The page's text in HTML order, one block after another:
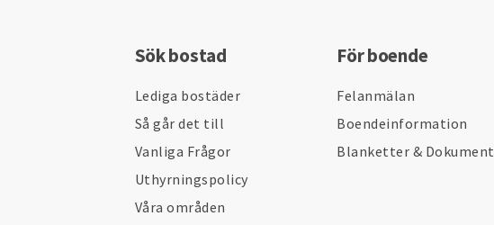
Sök bostad
Lediga bostäder
Så går det till
Vanliga Frågor
Uthyrningspolicy
Våra områden
För boende
Felanmälan
Boendeinformation
Blanketter & Dokument